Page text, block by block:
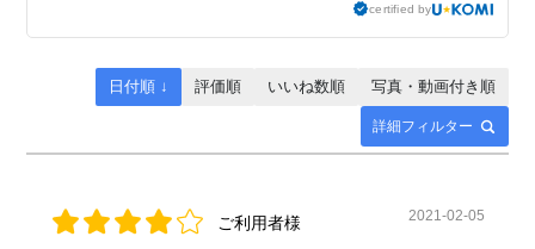
certified by
詳細フィルター
日付順 ↓ 評価順 いいね数順 写真・動画付き順
ご利用者様 2021-02-05